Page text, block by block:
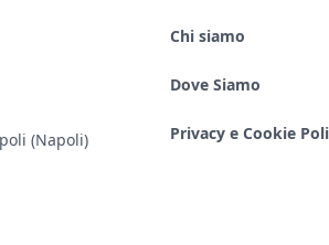
(Napoli)
Chi siamo
Dove Siamo
Privacy e Cookie